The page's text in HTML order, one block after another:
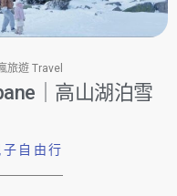
旅遊 Travel
｜高山湖泊雪
子自由行